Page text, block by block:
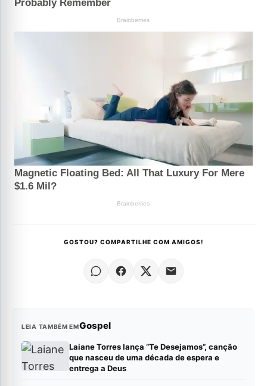
GOSTOU? COMPARTILHE COM AMIGOS!
LEIA TAMBÉM EMGospel
Laiane Torres lança “Te Desejamos”, canção
que nasceu de uma década de espera e
entrega a Deus